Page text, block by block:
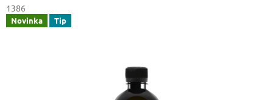
1386
Novinka Tip